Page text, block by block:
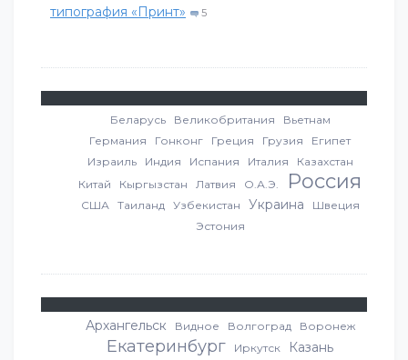
типография «Принт» 5
Беларусь Великобритания
Вьетнам
Германия
Гонконг Греция Грузия
Египет
Израиль
Индия Испания Италия
Казахстан
Китай
Кыргызстан Латвия О.А.Э. Россия
США Таиланд Узбекистан Украина
Швеция
Эстония
Архангельск Видное Волгоград Воронеж
Екатеринбург Иркутск Казань